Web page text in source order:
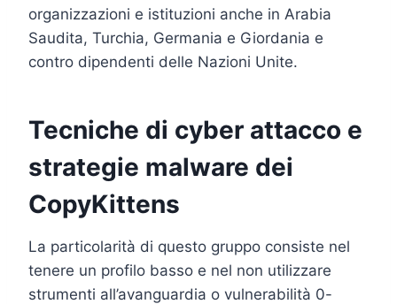
organizzazioni e istituzioni anche in Arabia
Saudita, Turchia, Germania e Giordania e
contro dipendenti delle Nazioni Unite.
Tecniche di cyber attacco e
strategie malware dei
CopyKittens
La particolarità di questo gruppo consiste nel
tenere un profilo basso e nel non utilizzare
strumenti all’avanguardia o vulnerabilità 0-